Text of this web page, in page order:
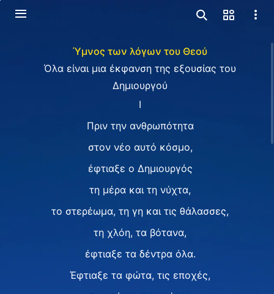
Ύμνος των λόγων του Θεού
Όλα είναι μια έκφανση της εξουσίας του
Δημιουργού
I
Πριν την ανθρωπότητα
στον νέο αυτό κόσμο,
έφτιαξε ο Δημιουργός
τη μέρα και τη νύχτα,
το στερέωμα, τη γη και τις θάλασσες,
τη χλόη, τα βότανα,
έφτιαξε τα δέντρα όλα.
Έφτιαξε τα φώτα, τις εποχές,